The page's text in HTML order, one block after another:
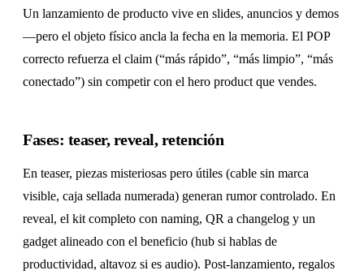
Un lanzamiento de producto vive en slides, anuncios y demos
—pero el objeto físico ancla la fecha en la memoria. El POP
correcto refuerza el claim (“más rápido”, “más limpio”, “más
conectado”) sin competir con el hero product que vendes.
Fases: teaser, reveal, retención
En teaser, piezas misteriosas pero útiles (cable sin marca
visible, caja sellada numerada) generan rumor controlado. En
reveal, el kit completo con naming, QR a changelog y un
gadget alineado con el beneficio (hub si hablas de
productividad, altavoz si es audio). Post-lanzamiento, regalos